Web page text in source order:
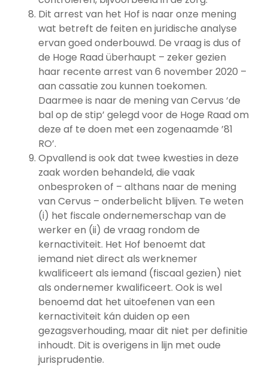
Dit arrest van het Hof is naar onze mening
wat betreft de feiten en juridische analyse
ervan goed onderbouwd. De vraag is dus of
de Hoge Raad überhaupt – zeker gezien
haar recente arrest van 6 november 2020 –
aan cassatie zou kunnen toekomen.
Daarmee is naar de mening van Cervus ‘de
bal op de stip’ gelegd voor de Hoge Raad om
deze af te doen met een zogenaamde ’81
RO’.
Opvallend is ook dat twee kwesties in deze
zaak worden behandeld, die vaak
onbesproken of – althans naar de mening
van Cervus – onderbelicht blijven. Te weten
(i) het fiscale ondernemerschap van de
werker en (ii) de vraag rondom de
kernactiviteit. Het Hof benoemt dat
iemand niet direct als werknemer
kwalificeert als iemand (fiscaal gezien) niet
als ondernemer kwalificeert. Ook is wel
benoemd dat het uitoefenen van een
kernactiviteit kán duiden op een
gezagsverhouding, maar dit niet per definitie
inhoudt. Dit is overigens in lijn met oude
jurisprudentie.